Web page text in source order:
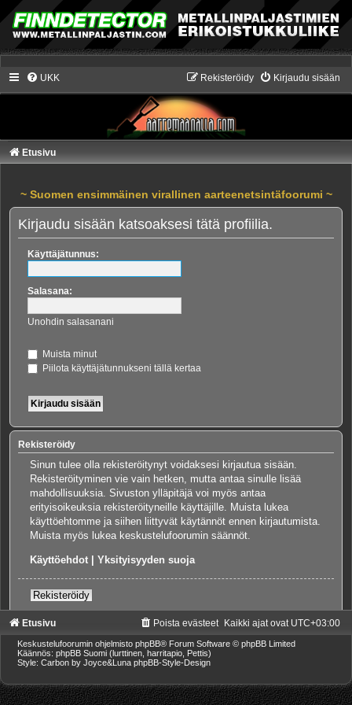
UKK Kirjaudu sisään
Rekisteröidy
Etusivu
~ Suomen ensimmäinen virallinen aarteenetsintäfoorumi ~
Kirjaudu sisään katsoaksesi tätä profiilia.
Käyttäjätunnus:
Salasana:
Unohdin salasanani
Muista minut
Piilota käyttäjätunnukseni tällä kertaa
Rekisteröidy
Sinun tulee olla rekisteröitynyt voidaksesi kirjautua sisään.
Rekisteröityminen vie vain hetken, mutta antaa sinulle lisää
mahdollisuuksia. Sivuston ylläpitäjä voi myös antaa
erityisoikeuksia rekisteröityneille käyttäjille. Muista lukea
käyttöehtomme ja siihen liittyvät käytännöt ennen kirjautumista.
Muista myös lukea keskustelufoorumin säännöt.
Käyttöehdot| Yksityisyyden suoja
Rekisteröidy
Etusivu Kaikki ajat ovat UTC+03:00
Poista evästeet
Keskustelufoorumin ohjelmisto phpBB® Forum Software © phpBB Limited
Käännös: phpBB Suomi (lurttinen, harritapio, Pettis)
Style: Carbon by Joyce&Luna phpBB-Style-Design